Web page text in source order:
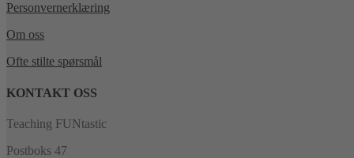
Personvernerklæring
Om oss
Ofte stilte spørsmål
KONTAKT OSS
Teaching FUNtastic
Postboks 47